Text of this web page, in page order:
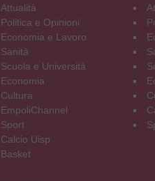
Attualità
Politica e Opinioni
Economia e Lavoro
Sanità
Scuola e Università
Economia
Cultura
EmpoliChannel
Sport
Calcio Uisp
Basket